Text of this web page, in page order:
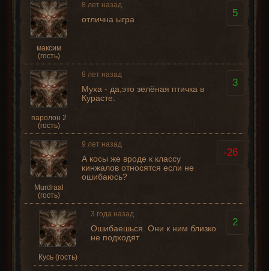
максим
(гость)
5
8 лет назад
отлична ыгра
паролон 2
(гость)
3
8 лет назад
Муха - да,это зелёная птичка в
Курасте.
Murdraal
(гость)
-26
9 лет назад
А косы же вроде к классу
кинжалов относятся если не
ошибаюсь?
Кусь (гость)
2
3 года назад
Ошибаешься. Они к ним близко
не подходят